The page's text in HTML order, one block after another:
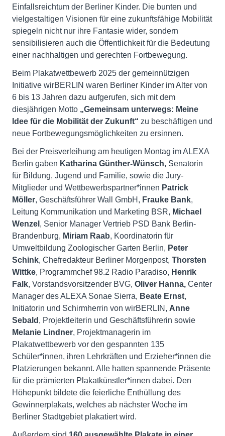
Einfallsreichtum der Berliner Kinder. Die bunten und
vielgestaltigen Visionen für eine zukunftsfähige Mobilität
spiegeln nicht nur ihre Fantasie wider, sondern
sensibilisieren auch die Öffentlichkeit für die Bedeutung
einer nachhaltigen und gerechten Fortbewegung.
Beim Plakatwettbewerb 2025 der gemeinnützigen
Initiative wirBERLIN waren Berliner Kinder im Alter von
6 bis 13 Jahren dazu aufgerufen, sich mit dem
diesjährigen Motto „Gemeinsam unterwegs: Meine
Idee für die Mobilität der Zukunft“ zu beschäftigen und
neue Fortbewegungsmöglichkeiten zu ersinnen.
Bei der Preisverleihung am heutigen Montag im ALEXA
Berlin gaben Katharina Günther-Wünsch, Senatorin
für Bildung, Jugend und Familie, sowie die Jury-
Mitglieder und Wettbewerbspartner*innen Patrick
Möller, Geschäftsführer Wall GmbH, Frauke Bank,
Leitung Kommunikation und Marketing BSR, Michael
Wenzel , Senior Manager Vertrieb PSD Bank Berlin-
Brandenburg, Miriam Raab, Koordinatorin für
Umweltbildung Zoologischer Garten Berlin, Peter
Schink, Chefredakteur Berliner Morgenpost, Thorsten
Wittke, Programmchef 98.2 Radio Paradiso, Henrik
Falk, Vorstandsvorsitzender BVG, Oliver Hanna, Center
Manager des ALEXA Sonae Sierra, Beate Ernst,
Initiatorin und Schirmherrin von wirBERLIN, Anne
Sebald , Projektleiterin und Geschäftsführerin sowie
Melanie Lindner, Projektmanagerin im
Plakatwettbewerb vor den gespannten 135
Schüler*innen, ihren Lehrkräften und Erzieher*innen die
Platzierungen bekannt. Alle hatten spannende Präsente
für die prämierten Plakatkünstler*innen dabei. Den
Höhepunkt bildete die feierliche Enthüllung des
Gewinnerplakats, welches ab nächster Woche im
Berliner Stadtgebiet plakatiert wird.